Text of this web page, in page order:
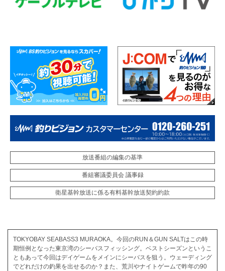
放送番組の編集の基準
番組審議委員会 議事録
衛星基幹放送に係る有料基幹放送契約約款
TOKYOBAY SEABASS3 MURAOKA。今回のRUN＆GUN SALTはこの時
期恒例となった東京湾のシーバスフィッシング。ベストシーズンというこ
ともあって今回はデイゲームをメインにシーバスを狙う。ウェーディング
でどれだけの釣果を出せるのか？また、荒川やナイトゲームで昨年の90